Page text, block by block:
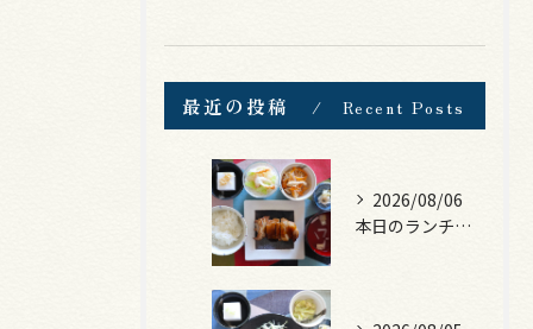
最近の投稿 Recent Posts
2026/08/06
本日のランチは、照焼きチキン！